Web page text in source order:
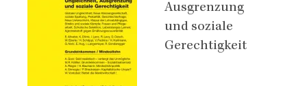
Ausgrenzung
und soziale
Gerechtigkeit